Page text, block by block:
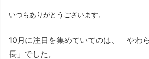
いつもありがとうございます。
10月に注目を集めていてのは、「やわ
長」でした。